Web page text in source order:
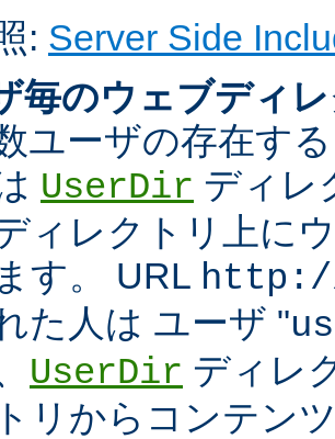
: Server Side
毎のウェブディ
ユーザの存在す
UserDir ディレ
ィレクトリ上に
す。 URL http://
た人は ユーザ "
UserDir ディレ
リからコンテン